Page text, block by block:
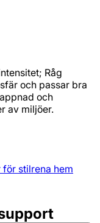
Råg
och passar bra
och
av miljöer.
stilrena hem